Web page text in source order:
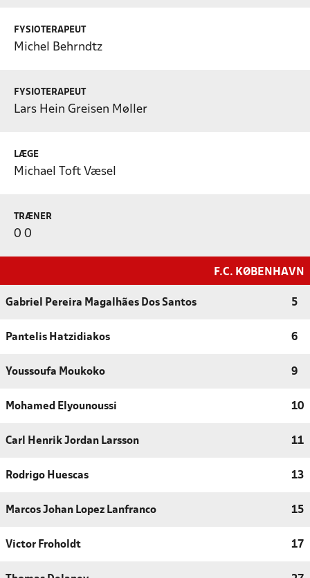
FYSIOTERAPEUT
Michel Behrndtz
FYSIOTERAPEUT
Lars Hein Greisen Møller
LÆGE
Michael Toft Væsel
TRÆNER
0 0
F.C. KØBENHAVN
Gabriel Pereira Magalhães Dos Santos 5
Pantelis Hatzidiakos 6
Youssoufa Moukoko 9
Mohamed Elyounoussi 10
Carl Henrik Jordan Larsson 11
Rodrigo Huescas 13
Marcos Johan Lopez Lanfranco 15
Victor Froholdt 17